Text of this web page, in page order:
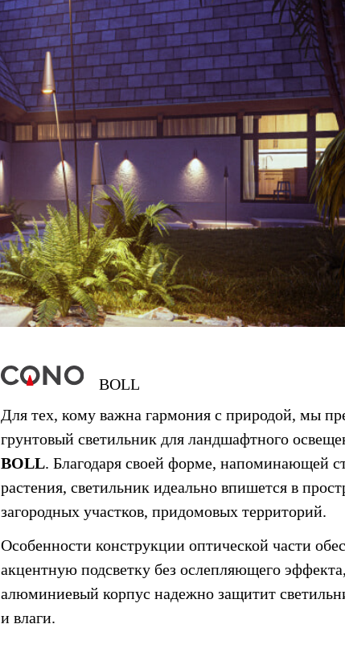
BOLL
Для тех, кому важна гармония с природой, мы
грунтовый светильник для ландшафтного
BOLL. Благодаря своей форме, напоминающей
растения, светильник идеально впишется в
загородных участков, придомовых территорий.
Особенности конструкции оптической части
акцентную подсветку без ослепляющего
алюминиевый корпус надежно защитит
и влаги.